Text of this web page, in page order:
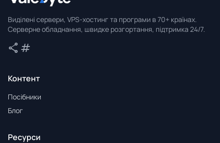
Виділені сервери, VPS-хостинг та програми в 70+ країнах.
Серверне обладнання, швидке розгортання, підтримка 24/7.
share Поділитися
tag
Контент
Посібники
Блог
Ресурси